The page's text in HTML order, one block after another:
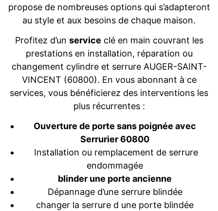
propose de nombreuses options qui s’adapteront
au style et aux besoins de chaque maison.
Profitez d’un service clé en main couvrant les
prestations en installation, réparation ou
changement cylindre et serrure AUGER-SAINT-
VINCENT (60800). En vous abonnant à ce
services, vous bénéficierez des interventions les
plus récurrentes :
Ouverture de porte sans poignée avec
Serrurier 60800
Installation ou remplacement de serrure
endommagée
blinder une porte ancienne
Dépannage d’une serrure blindée
changer la serrure d une porte blindée